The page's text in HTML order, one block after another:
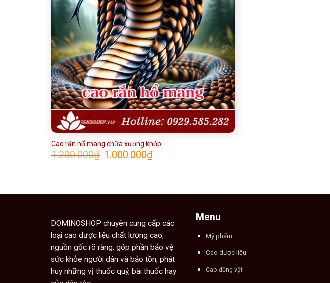
Cao rắn hổ mang chữa xương khớp
1.200.000₫
Giá
gốc
1.000.000₫Giá
hiện
DOMINOSHOP chuyên cung cấp các
loại cao dược liệu chất lượng cao,
nguồn gốc rõ ràng, góp phần bảo vệ
sức khỏe người dân và bảo tồn, phát
huy những vị thuốc quý, bài thuốc hay
Menu
Mỹ phẩm
Cao dược liệu
Cao động vật